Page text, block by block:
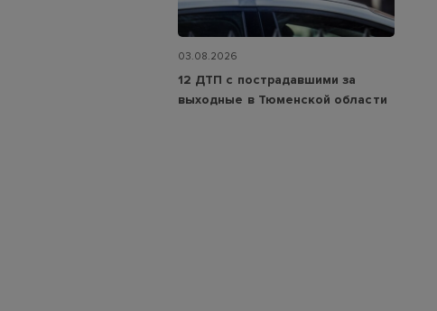
03.08.2026
12 ДТП с пострадавшими за
выходные в Тюменской области